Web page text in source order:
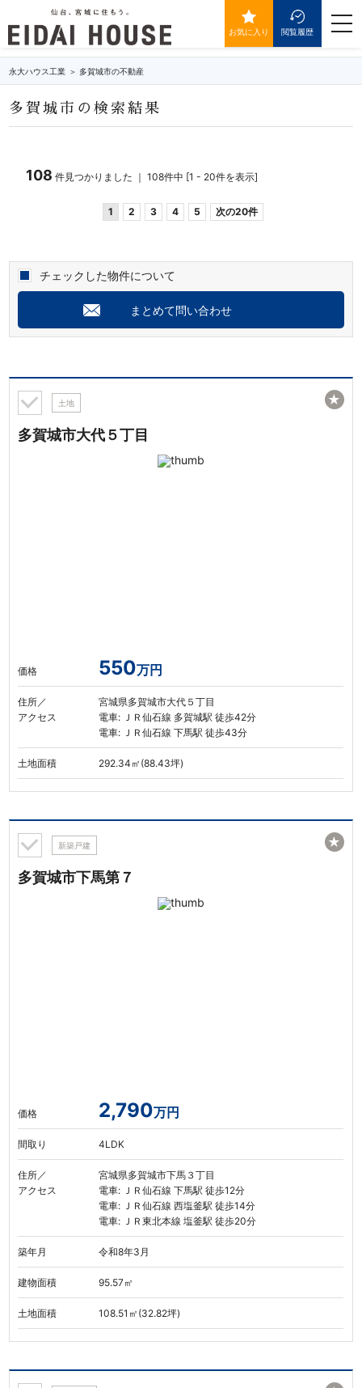
お気に入り 閲覧履歴
永大ハウス工業 多賀城市の不動産
多賀城市の検索結果
108 件見つかりました ｜ 108件中 [1 - 20件を表示]
1 2 3 4 5 次の20件
チェックした物件について
まとめて問い合わせ
土地
多賀城市大代５丁目
価格 550万円
住所／
アクセス
宮城県多賀城市大代５丁目
電車: ＪＲ仙石線 多賀城駅 徒歩42分
電車: ＪＲ仙石線 下馬駅 徒歩43分
土地面積 292.34㎡(88.43坪)
★
新築戸建
多賀城市下馬第７
価格 2,790万円
間取り 4LDK
住所／
アクセス
宮城県多賀城市下馬３丁目
電車: ＪＲ仙石線 下馬駅 徒歩12分
電車: ＪＲ仙石線 西塩釜駅 徒歩14分
電車: ＪＲ東北本線 塩釜駅 徒歩20分
築年月 令和8年3月
建物面積 95.57㎡
土地面積 108.51㎡(32.82坪)
★